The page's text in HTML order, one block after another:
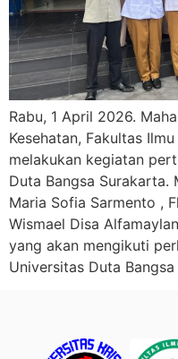
Rabu, 1 April 2026.
Kesehatan, Fakultas
melakukan kegiatan
Duta Bangsa Surakarta.
Maria Sofia Sarmento ,
Wismael Disa
yang akan mengikuti
Universitas Duta